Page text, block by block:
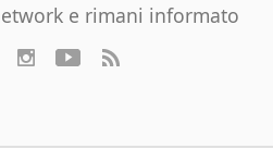
e rimani informato